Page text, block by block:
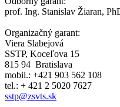
prof. Ing. Stanislav Žiaran,
Organizačný garant:
Viera Slabejová
SSTP, Koceľova 15
815 94 Bratislava
mobil.: +421 903 562 108
tel.: + 421 2 5020 7627
sstp@zsvts.sk